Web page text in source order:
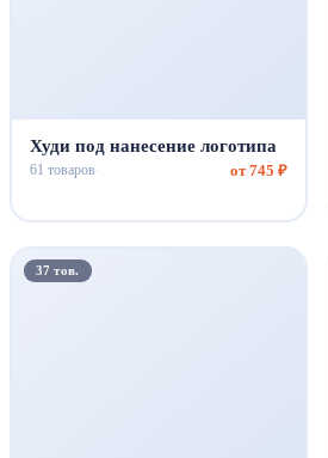
Худи под нанесение логотипа
61 товаров· от 745 ₽
37 тов.